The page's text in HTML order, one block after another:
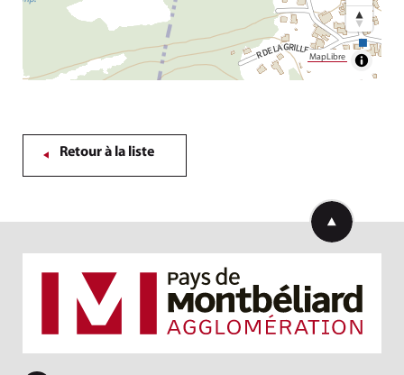
MapLibre
Retour à la liste
Retourner en